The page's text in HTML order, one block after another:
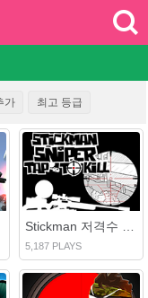
가 최고 등급
5,187 PLAYS